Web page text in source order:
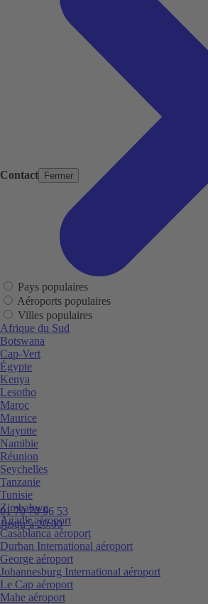
Contact Fermer
01 70 70 96 53
Jusqu’à 20:00
Pays populaires
Aéroports populaires
Villes populaires
Afrique du Sud
Botswana
Cap-Vert
Égypte
Kenya
Lesotho
Maroc
Maurice
Mayotte
Namibie
Réunion
Seychelles
Tanzanie
Tunisie
Zimbabwe
Agadir aéroport
Casablanca aéroport
Durban International aéroport
George aéroport
Johannesburg International aéroport
Le Cap aéroport
Mahe aéroport